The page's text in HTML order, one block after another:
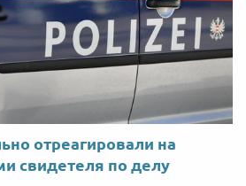
отреагировали на
свидетеля по делу